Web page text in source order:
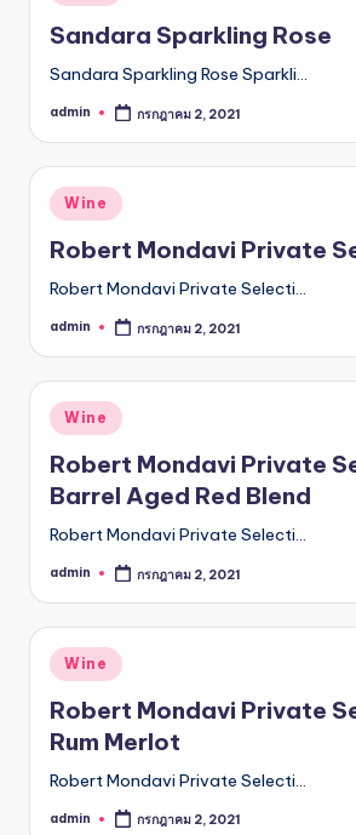
in
Sandara Sparkling Rose
Sandara Sparkling Rose Sparkli…
Posted
admin กรกฎาคม 2, 2021
Posted
in
Wine
Robert Mondavi Private
Robert Mondavi Private Selecti…
Posted
admin กรกฎาคม 2, 2021
Posted
in
Wine
Robert Mondavi Private
Barrel Aged Red Blend
Robert Mondavi Private Selecti…
Posted
admin กรกฎาคม 2, 2021
Posted
in
Wine
Robert Mondavi Private
Rum Merlot
Robert Mondavi Private Selecti…
Posted
admin กรกฎาคม 2, 2021